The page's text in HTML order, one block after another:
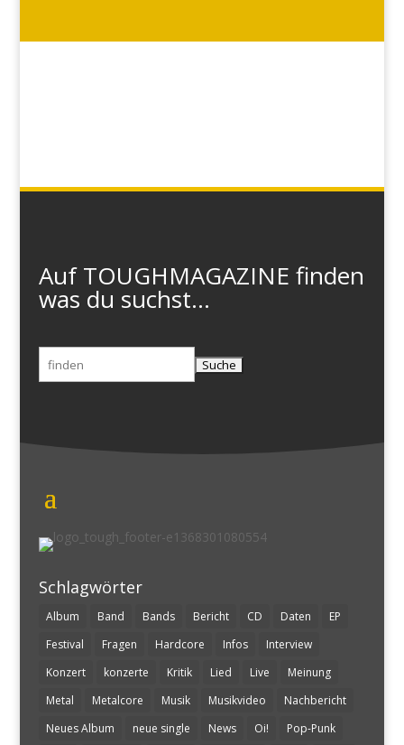
Auf TOUGHMAGAZINE finden
was du suchst...
Suchen
nach:
Schlagwörter
Album Band Bands Bericht CD Daten
EP
Festival
Fragen Hardcore Infos
Interview
Konzert
konzerte Kritik Lied Live
Meinung
Metal
Metalcore Musik Musikvideo
Nachbericht
Neues Album
neue single News Oi! Pop-Punk